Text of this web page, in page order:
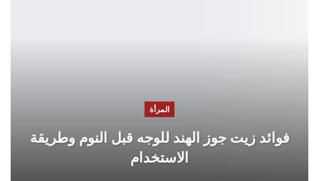
المرأة
فوائد زيت جوز الهند للوجه قبل النوم وطريقة
الاستخدام